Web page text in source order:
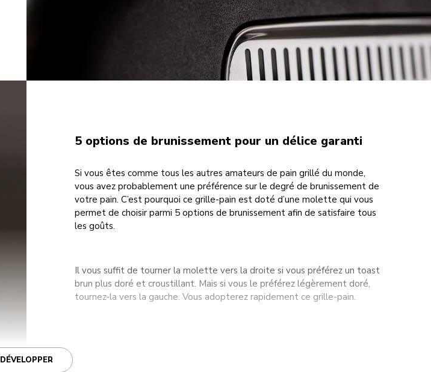
5 options de brunissement pour un délice garanti
Si vous êtes comme tous les autres amateurs de pain grillé du monde,
vous avez probablement une préférence sur le degré de brunissement de
votre pain. C’est pourquoi ce grille-pain est doté d’une molette qui vous
permet de choisir parmi 5 options de brunissement afin de satisfaire tous
les goûts.
Il vous suffit de tourner la molette vers la droite si vous préférez un toast
brun plus doré et croustillant. Mais si vous le préférez légèrement doré,
tournez-la vers la gauche. Vous adopterez rapidement ce grille-pain.
DÉVELOPPER